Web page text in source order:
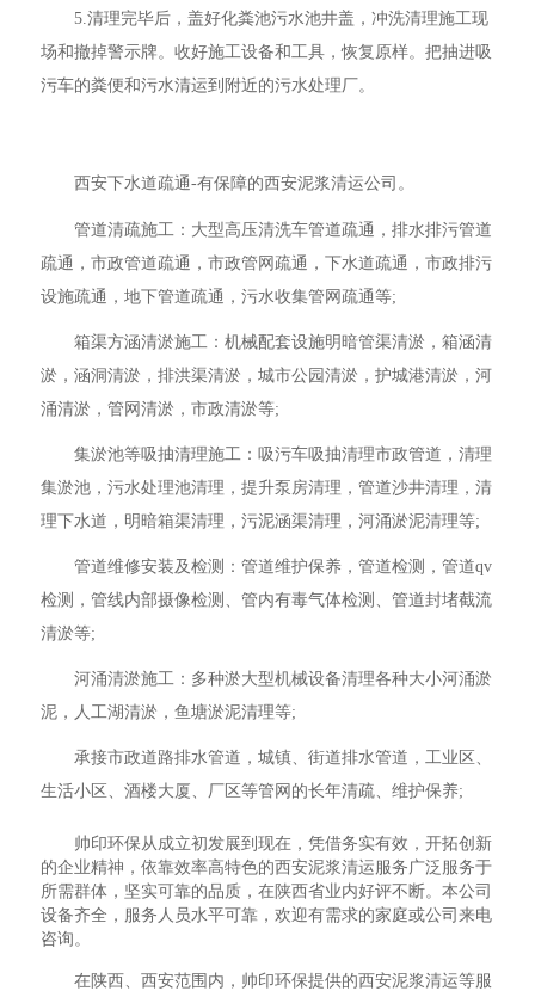
5.清理完毕后，盖好化粪池污水池井盖，冲洗清理施工现
场和撤掉警示牌。收好施工设备和工具，恢复原样。把抽进吸
污车的粪便和污水清运到附近的污水处理厂。
西安下水道疏通-有保障的西安泥浆清运公司。
管道清疏施工：大型高压清洗车管道疏通，排水排污管道
疏通，市政管道疏通，市政管网疏通，下水道疏通，市政排污
设施疏通，地下管道疏通，污水收集管网疏通等;
箱渠方涵清淤施工：机械配套设施明暗管渠清淤，箱涵清
淤，涵洞清淤，排洪渠清淤，城市公园清淤，护城港清淤，河
涌清淤，管网清淤，市政清淤等;
集淤池等吸抽清理施工：吸污车吸抽清理市政管道，清理
集淤池，污水处理池清理，提升泵房清理，管道沙井清理，清
理下水道，明暗箱渠清理，污泥涵渠清理，河涌淤泥清理等;
管道维修安装及检测：管道维护保养，管道检测，管道qv
检测，管线内部摄像检测、管内有毒气体检测、管道封堵截流
清淤等;
河涌清淤施工：多种淤大型机械设备清理各种大小河涌淤
泥，人工湖清淤，鱼塘淤泥清理等;
承接市政道路排水管道，城镇、街道排水管道，工业区、
生活小区、酒楼大厦、厂区等管网的长年清疏、维护保养;
帅印环保从成立初发展到现在，凭借务实有效，开拓创新
的企业精神，依靠效率高特色的西安泥浆清运服务广泛服务于
所需群体，坚实可靠的品质，在陕西省业内好评不断。本公司
设备齐全，服务人员水平可靠，欢迎有需求的家庭或公司来电
咨询。
在陕西、西安范围内，帅印环保提供的西安泥浆清运等服